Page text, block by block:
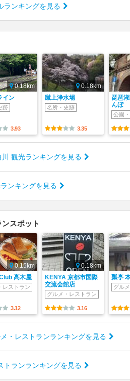
ランキングを見る
0.18km
イン
跡
3.93
0.18km
蹴上浄水場
名所・史跡
3.35
琵琶
んぼ
公園
観光ランキングを見る
ンキングを見る
スポット
0.15km
高木屋
レストラン
3.12
0.18km
KENYA 京都市国際
交流会館店
グルメ・レストラン
3.16
瓢亭
グル
・レストランランキングを見る
トランランキングを見る